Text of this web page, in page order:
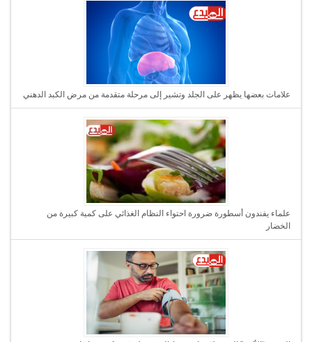
علامات بعضها يظهر على الجلد وتشير إلى مرحلة متقدمة من مرض الكبد الدهني
علماء يفندون أسطورة ضرورة احتواء النظام الغذائي على كمية كبيرة من
الخضار